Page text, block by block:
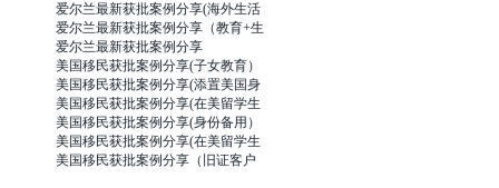
爱尔兰最新获批案例分享(海外生活
爱尔兰最新获批案例分享（教育+生
爱尔兰最新获批案例分享
美国移民获批案例分享(子女教育）
美国移民获批案例分享(添置美国身
美国移民获批案例分享(在美留学生
美国移民获批案例分享(身份备用）
美国移民获批案例分享(在美留学生
美国移民获批案例分享（旧证客户